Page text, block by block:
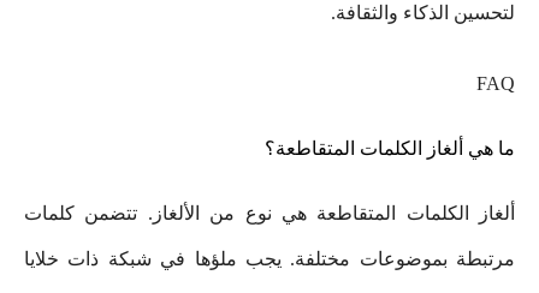
لتحسين الذكاء والثقافة.
FAQ
ما هي ألغاز الكلمات المتقاطعة؟
ألغاز الكلمات المتقاطعة هي نوع من الألغاز. تتضمن كلمات
مرتبطة بموضوعات مختلفة. يجب ملؤها في شبكة ذات خلايا